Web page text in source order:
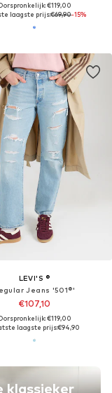
€119,00
laagste prijs:€69,90-15%
klassieker
LEVI'S ®
Jeans '501®'
€107,10
€119,00
laagste prijs:€94,90